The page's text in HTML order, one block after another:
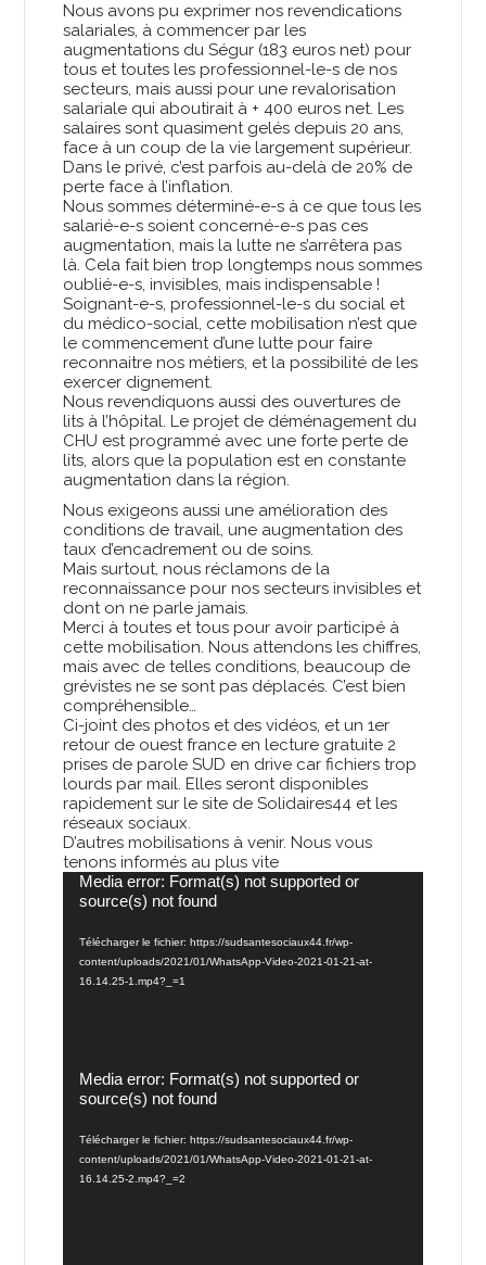
Nous avons pu exprimer nos revendications
salariales, à commencer par les
augmentations du Ségur (183 euros net) pour
tous et toutes les professionnel-le-s de nos
secteurs, mais aussi pour une revalorisation
salariale qui aboutirait à + 400 euros net. Les
salaires sont quasiment gelés depuis 20 ans,
face à un coup de la vie largement supérieur.
Dans le privé, c’est parfois au-delà de 20% de
perte face à l’inflation.
Nous sommes déterminé-e-s à ce que tous les
salarié-e-s soient concerné-e-s pas ces
augmentation, mais la lutte ne s’arrêtera pas
là. Cela fait bien trop longtemps nous sommes
oublié-e-s, invisibles, mais indispensable !
Soignant-e-s, professionnel-le-s du social et
du médico-social, cette mobilisation n’est que
le commencement d’une lutte pour faire
reconnaitre nos métiers, et la possibilité de les
exercer dignement.
Nous revendiquons aussi des ouvertures de
lits à l’hôpital. Le projet de déménagement du
CHU est programmé avec une forte perte de
lits, alors que la population est en constante
augmentation dans la région.
Nous exigeons aussi une amélioration des
conditions de travail, une augmentation des
taux d’encadrement ou de soins.
Mais surtout, nous réclamons de la
reconnaissance pour nos secteurs invisibles et
dont on ne parle jamais.
Merci à toutes et tous pour avoir participé à
cette mobilisation. Nous attendons les chiffres,
mais avec de telles conditions, beaucoup de
grévistes ne se sont pas déplacés. C’est bien
compréhensible…
Ci-joint des photos et des vidéos, et un 1er
retour de ouest france en lecture gratuite 2
prises de parole SUD en drive car fichiers trop
lourds par mail. Elles seront disponibles
rapidement sur le site de Solidaires44 et les
réseaux sociaux.
D’autres mobilisations à venir. Nous vous
tenons informés au plus vite
Lecteur
vidéo
Media error: Format(s) not supported or
source(s) not found
Télécharger le fichier: https://sudsantesociaux44.fr/wp-
content/uploads/2021/01/WhatsApp-Video-2021-01-21-at-
16.14.25-1.mp4?_=1
Lecteur
vidéo
Media error: Format(s) not supported or
source(s) not found
Télécharger le fichier: https://sudsantesociaux44.fr/wp-
content/uploads/2021/01/WhatsApp-Video-2021-01-21-at-
16.14.25-2.mp4?_=2